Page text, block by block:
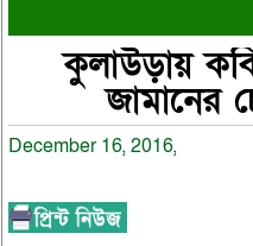
কুলাউড়ায়
জামানের
December 16, 2016,